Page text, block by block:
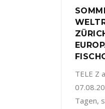
TELE Z
Tagen,